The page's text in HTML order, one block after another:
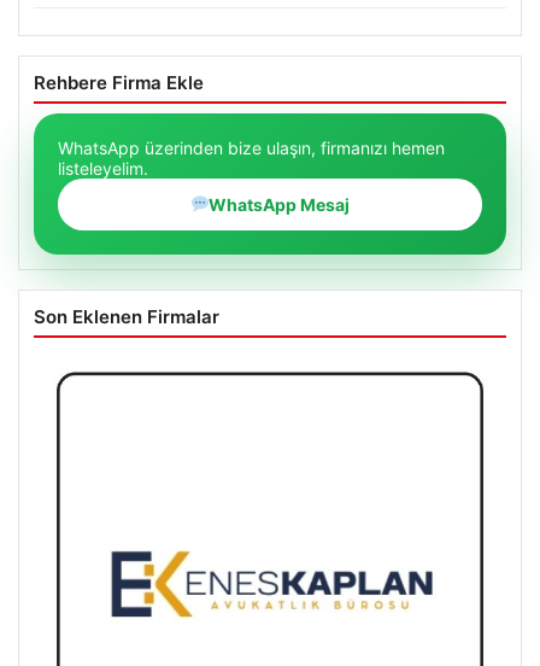
Rehbere Firma Ekle
WhatsApp üzerinden bize ulaşın, firmanızı hemen
listeleyelim.
WhatsApp Mesaj
Son Eklenen Firmalar